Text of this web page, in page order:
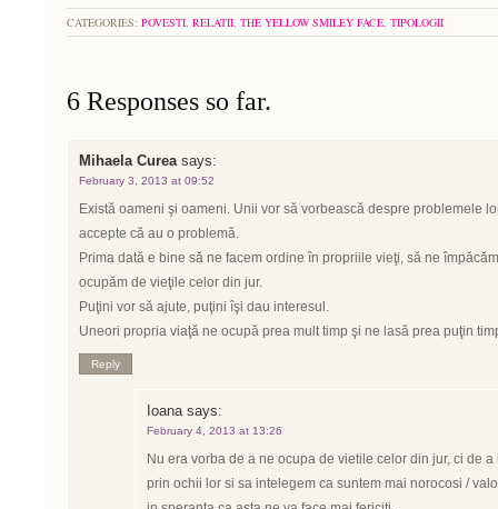
CATEGORIES: POVESTI, RELATII, THE YELLOW SMILEY FACE, TIPOLOGII
6 Responses so far.
Mihaela Curea says:
February 3, 2013 at 09:52
Există oameni şi oameni. Unii vor să vorbească despre problemele
accepte că au o problemă.
Prima dată e bine să ne facem ordine în propriile vieţi, să ne
ocupăm de vieţile celor din jur.
Puţini vor să ajute, puţini îşi dau interesul.
Uneori propria viaţă ne ocupă prea mult timp şi ne lasă prea puţin
Reply
Ioana says:
February 4, 2013 at 13:26
Nu era vorba de a ne ocupa de vietile celor din jur, ci de
prin ochii lor si sa intelegem ca suntem mai norocosi /